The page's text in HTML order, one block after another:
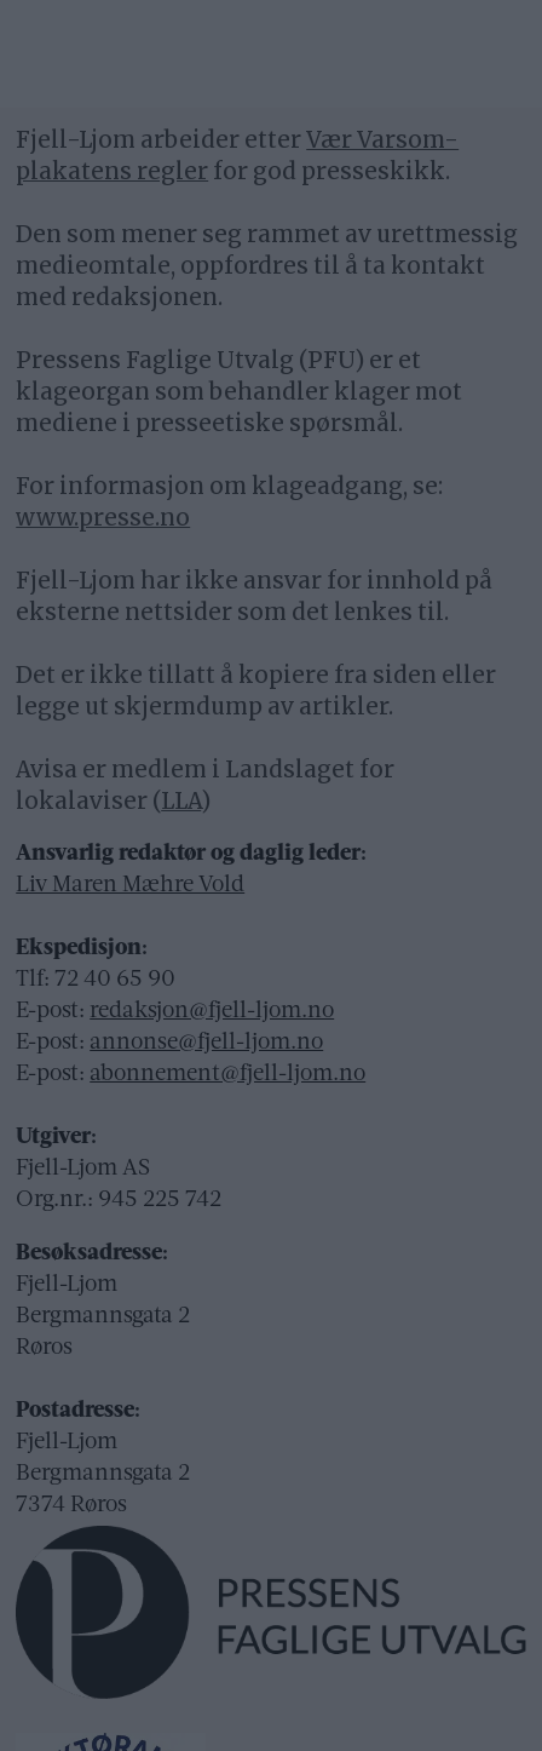
Fjell-Ljom arbeider etterVær Varsom-
plakatens regler for god presseskikk.
Den som mener seg rammet av urettmessig
medieomtale, oppfordres til å ta kontakt
med redaksjonen.
Pressens Faglige Utvalg (PFU) er et
klageorgan som behandler klager mot
mediene i presseetiske spørsmål.
For informasjon om klageadgang, se:
www.presse.no
Fjell-Ljom har ikke ansvar for innhold på
eksterne nettsider som det lenkes til.
Det er ikke tillatt å kopiere fra siden eller
legge ut skjermdump av artikler.
Avisa er medlem i Landslaget for
lokalaviser (LLA)
Ansvarlig redaktør og daglig leder:
Liv Maren Mæhre Vold
Ekspedisjon:
Tlf: 72 40 65 90
E-post: redaksjon@fjell-ljom.no
E-post: annonse@fjell-ljom.no
E-post: abonnement@fjell-ljom.no
Utgiver:
Fjell-Ljom AS
Org.nr.: 945 225 742
Besøksadresse:
Fjell-Ljom
Bergmannsgata 2
Røros
Postadresse:
Fjell-Ljom
Bergmannsgata 2
7374 Røros